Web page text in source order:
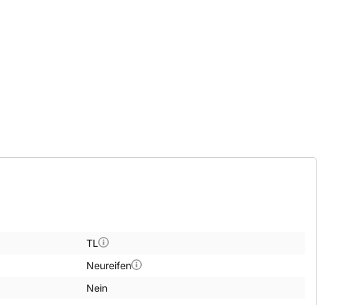
TL
Neureifen
Nein